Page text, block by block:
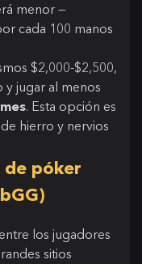
menor —
cada 100 manos
$2,000-$2,500,
jugar al menos
. Esta opción es
hierro y nervios
de póker
los jugadores
sitios